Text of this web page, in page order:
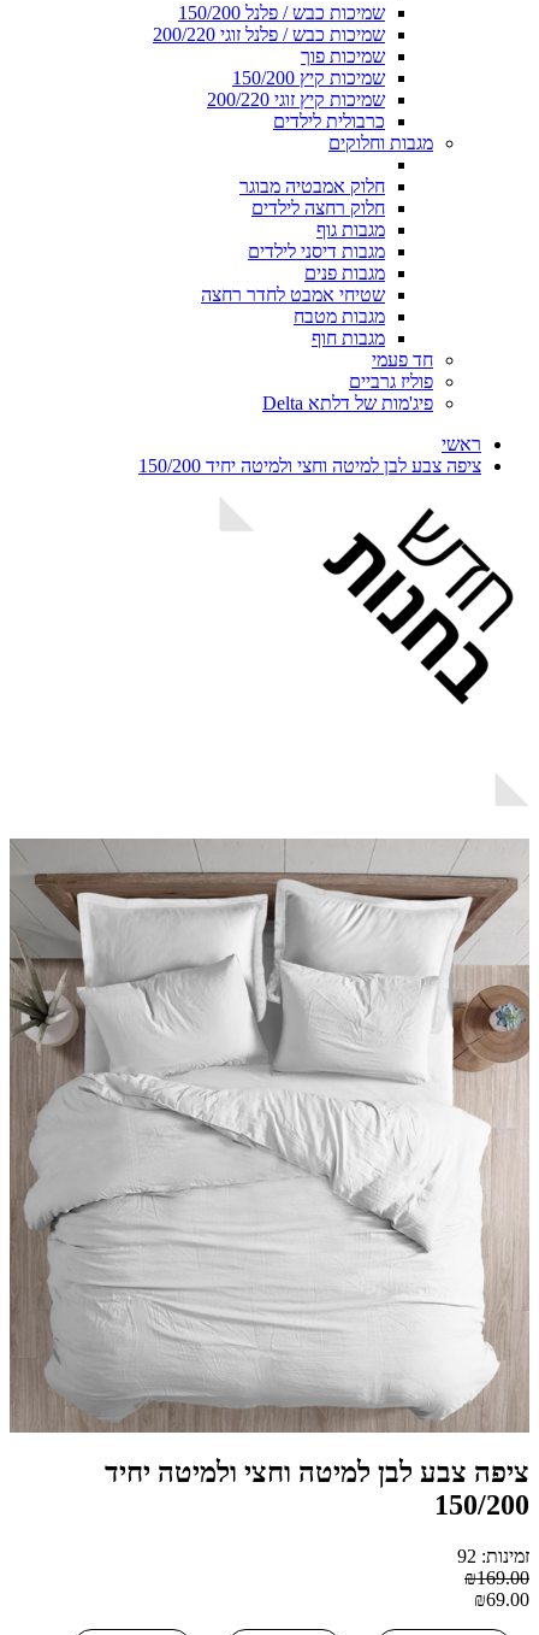
שמיכות כבש / פלנל 150/200
שמיכות כבש / פלנל זוגי 200/220
שמיכות פוך
שמיכות קיץ 150/200
שמיכות קיץ זוגי 200/220
כרבולית לילדים
מגבות וחלוקים
חלוק אמבטיה מבוגר
חלוק רחצה לילדים
מגבות גוף
מגבות דיסני לילדים
מגבות פנים
שטיחי אמבט לחדר רחצה
מגבות מטבח
מגבות חוף
חד פעמי
פוליז גרביים
פיג'מות של דלתא Delta
ראשי
ציפה צבע לבן למיטה וחצי ולמיטה יחיד 150/200
ציפה צבע לבן למיטה וחצי ולמיטה יחיד
150/200
זמינות: 92
₪169.00
₪69.00